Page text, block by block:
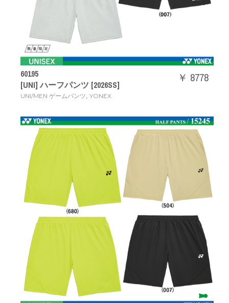
60195
[UNI] ハーフパンツ [2026SS]
UNI/MEN ゲームパンツ, YONEX
￥ 8778